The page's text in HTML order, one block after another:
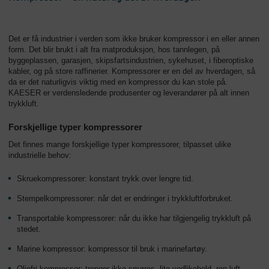
Det er få industrier i verden som ikke bruker kompressor i en eller annen
form. Det blir brukt i alt fra matproduksjon, hos tannlegen, på
byggeplassen, garasjen, skipsfartsindustrien, sykehuset, i fiberoptiske
kabler, og på store raffinerier. Kompressorer er en del av hverdagen, så
da er det naturligvis viktig med en kompressor du kan stole på.
KAESER er verdensledende produsenter og leverandører på alt innen
trykkluft.
Forskjellige typer kompressorer
Det finnes mange forskjellige typer kompressorer, tilpasset ulike
industrielle behov:
Skruekompressorer: konstant trykk over lengre tid.
Stempelkompressorer: når det er endringer i trykkluftforbruket.
Transportable kompressorer: når du ikke har tilgjengelig trykkluft på
stedet.
Marine kompressor: kompressor til bruk i marinefartøy.